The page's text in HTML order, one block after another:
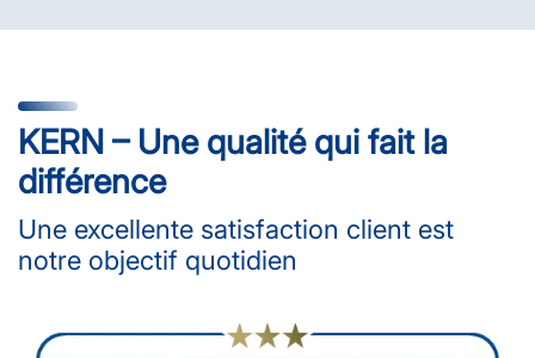
KERN – Une qualité qui fait la
différence
Une excellente satisfaction client est
notre objectif quotidien